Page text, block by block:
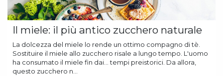
Il miele: il più antico zucchero naturale
La dolcezza del miele lo rende un ottimo compagno di tè.
Sostituire il miele allo zucchero risale a lungo tempo. L'uomo
ha consumato il miele fin dai... tempi preistorici. Da allora,
questo zucchero n...